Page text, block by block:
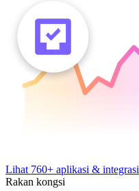
Lihat 760+ aplikasi & integrasi
Rakan kongsi